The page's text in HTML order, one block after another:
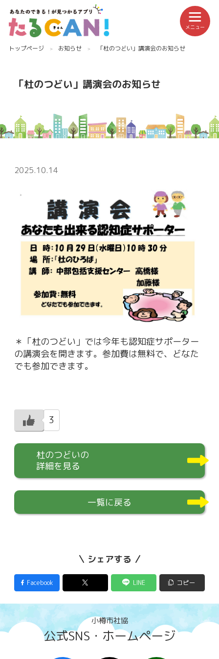
トップページ お知らせ 「杜のつどい」講演会のお知らせ
「杜のつどい」講演会のお知らせ
2025.10.14
＊「杜のつどい」では今年も認知症サポーター
の講演会を開きます。参加費は無料で、どなた
でも参加できます。
3
杜のつどいの
詳細を見る
一覧に戻る
シェアする
Facebook LINE コピー
小樽市社協
公式SNS・ホームページ
メニュー